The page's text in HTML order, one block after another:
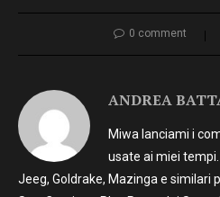
0 comment
ANDREA
Miwa lanciami i
usate ai miei
Jeeg, Goldrake, Mazinga e similari